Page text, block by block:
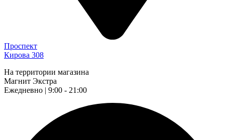
Проспект
Кирова 308
На территории магазина
Магнит Экстра
Ежедневно | 9:00 - 21:00